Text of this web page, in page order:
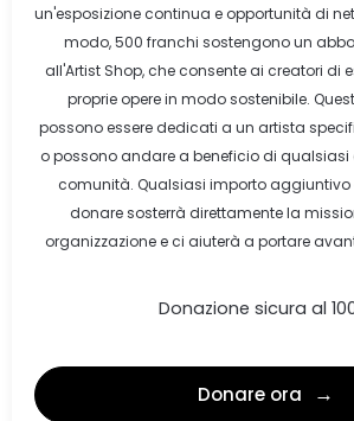
un'esposizione continua e opportunità di
modo, 500 franchi sostengono un
all'Artist Shop, che consente ai creatori di
proprie opere in modo sostenibile.
possono essere dedicati a un artista
o possono andare a beneficio di
comunità. Qualsiasi importo
donare sosterrà direttamente la
organizzazione e ci aiuterà a portare
Donazione sicura al
Donare ora